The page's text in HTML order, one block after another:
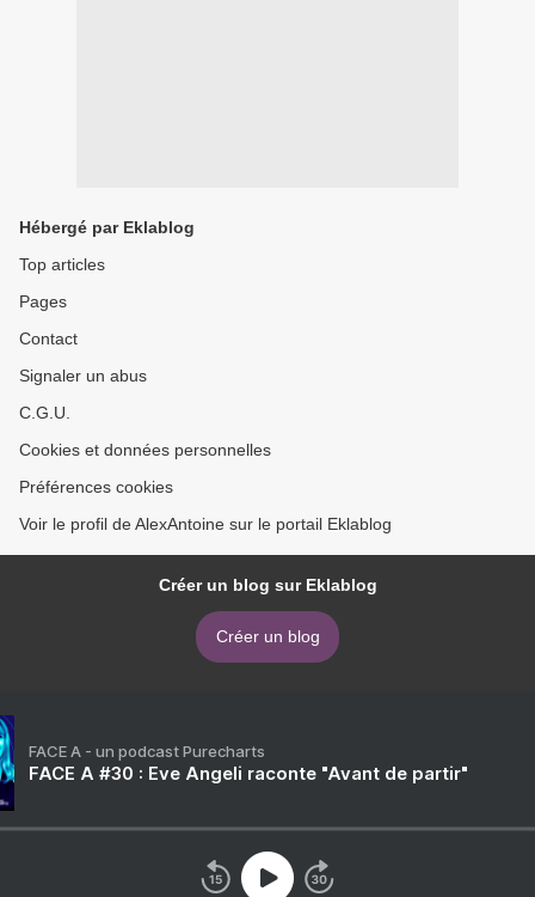
Hébergé par Eklablog
Top articles
Pages
Contact
Signaler un abus
C.G.U.
Cookies et données personnelles
Préférences cookies
Voir le profil de AlexAntoine sur le portail Eklablog
Créer un blog sur Eklablog
Créer un blog
FACE A - un podcast Purecharts
FACE A #30 : Eve Angeli raconte "Avant de partir"